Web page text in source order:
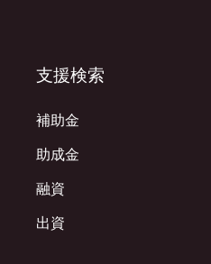
支援検索
補助金
助成金
融資
出資